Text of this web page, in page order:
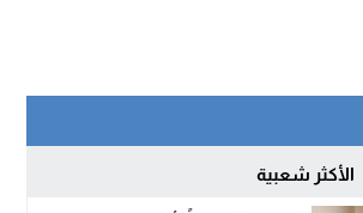
الأكثر شعبية